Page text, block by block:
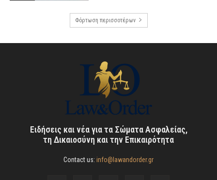
Φόρτωση περισσοτέρων
Ειδήσεις και νέα για τα Σώματα Ασφαλείας,
τη Δικαιοσύνη και την Επικαιρότητα
Contact us: info@lawandorder.gr